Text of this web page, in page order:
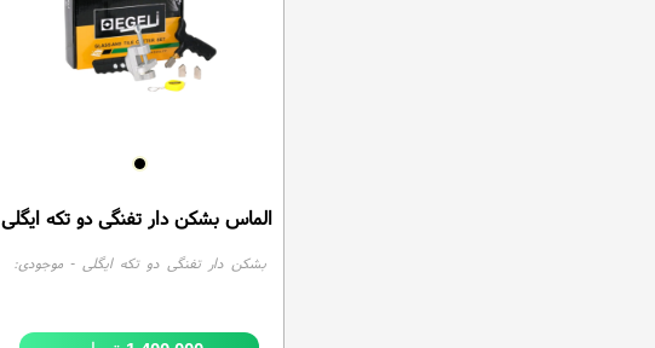
الماس بشکن دار تفنگی دو تکه ایگلی
بشکن دار تفنگی دو تکه ایگلی - موجودی: